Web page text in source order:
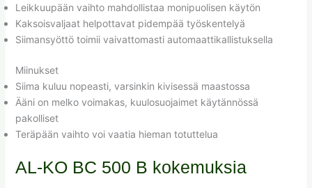
Leikkuupään vaihto mahdollistaa monipuolisen käytön
Kaksoisvaljaat helpottavat pidempää työskentelyä
Siimansyöttö toimii vaivattomasti automaattikallistuksella
Miinukset
Siima kuluu nopeasti, varsinkin kivisessä maastossa
Ääni on melko voimakas, kuulosuojaimet käytännössä
pakolliset
Teräpään vaihto voi vaatia hieman totuttelua
AL-KO BC 500 B kokemuksia